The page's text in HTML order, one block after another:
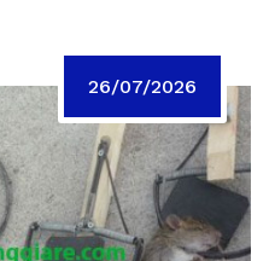
26/07/2026